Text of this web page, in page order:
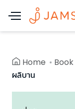
Home Book
ผลิบาน